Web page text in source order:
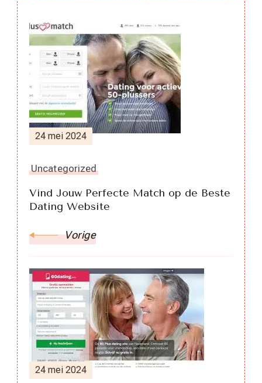
Berichtnavigatie
24 mei 2024
Uncategorized
Vind Jouw Perfecte Match op de Beste
Dating Website
Vorige
24 mei 2024